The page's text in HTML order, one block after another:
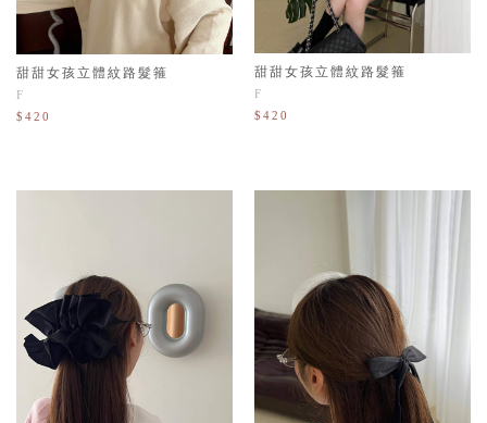
甜甜女孩立體紋路髮箍
F
$420
甜甜女孩立體紋路髮箍
F
$420